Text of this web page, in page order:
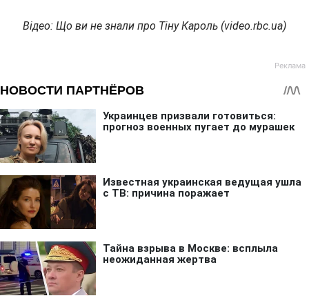
Відео: Що ви не знали про Тіну Кароль (video.rbc.ua)